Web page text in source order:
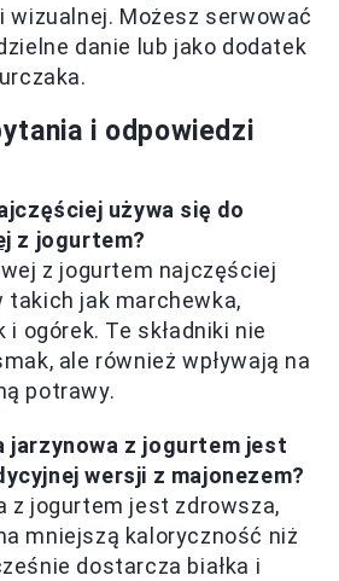
wizualnej. Możesz serwować
danie lub jako dodatek
i odpowiedzi
używa się do
z jogurtem?
z jogurtem najczęściej
takich jak marchewka,
i ogórek. Te składniki nie
ale również wpływają na
potrawy.
jarzynowa z jogurtem jest
wersji z majonezem?
z jogurtem jest zdrowsza,
mniejszą kaloryczność niż
dostarcza białka i